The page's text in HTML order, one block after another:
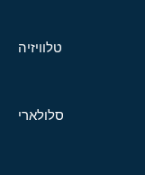
טלוויזיה
סלולארי